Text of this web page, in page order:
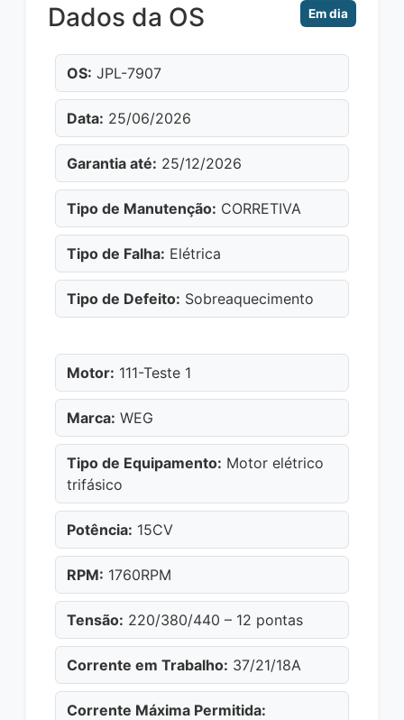
Dados da OS Em dia
OS: JPL-7907
Data: 25/06/2026
Garantia até: 25/12/2026
Tipo de Manutenção: CORRETIVA
Tipo de Falha: Elétrica
Tipo de Defeito: Sobreaquecimento
Motor: 111-Teste 1
Marca: WEG
Tipo de Equipamento: Motor elétrico
trifásico
Potência: 15CV
RPM: 1760RPM
Tensão: 220/380/440 – 12 pontas
Corrente em Trabalho: 37/21/18A
Corrente Máxima Permitida: